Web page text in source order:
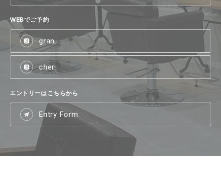
WEBでご予約
gran.
cher.
エントリーはこちらから
Entry Form